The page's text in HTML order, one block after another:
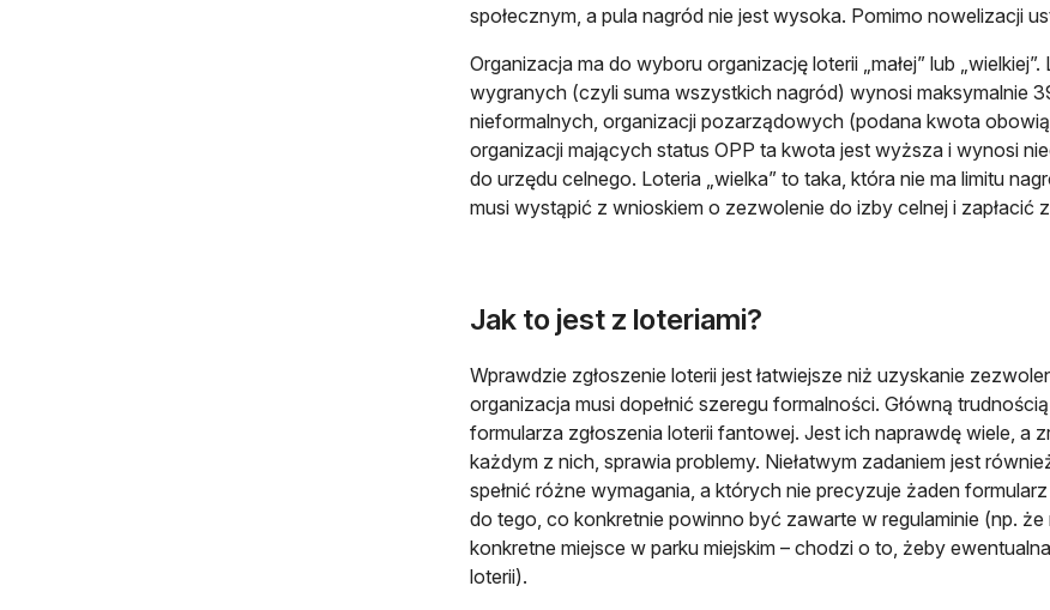
społecznym, a pula nagród nie jest wysoka. Pomimo nowelizacji
Organizacja ma do wyboru organizację loterii „małej” lub
wygranych (czyli suma wszystkich nagród) wynosi maksymalnie
nieformalnych, organizacji pozarządowych (podana kwota
organizacji mających status OPP ta kwota jest wyższa i wynosi
do urzędu celnego. Loteria „wielka” to taka, która nie ma limitu
musi wystąpić z wnioskiem o zezwolenie do izby celnej i zapłacić
Jak to jest z loteriami?
Wprawdzie zgłoszenie loterii jest łatwiejsze niż uzyskanie
organizacja musi dopełnić szeregu formalności. Główną
formularza zgłoszenia loterii fantowej. Jest ich naprawdę wiele, a
każdym z nich, sprawia problemy. Niełatwym zadaniem jest
spełnić różne wymagania, a których nie precyzuje żaden
do tego, co konkretnie powinno być zawarte w regulaminie (np. że
konkretne miejsce w parku miejskim – chodzi o to, żeby
loterii).